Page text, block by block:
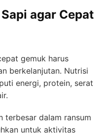
agar Cepat
gemuk harus
berkelanjutan. Nutrisi
energi, protein, serat
terbesar dalam ransum
untuk aktivitas